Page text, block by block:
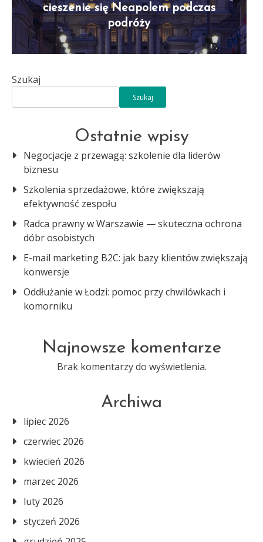
cieszenie się Neapolem podczas
podróży
Szukaj
Szukaj
Ostatnie wpisy
Negocjacje z przewagą: szkolenie dla liderów
biznesu
Szkolenia sprzedażowe, które zwiększają
efektywność zespołu
Radca prawny w Warszawie — skuteczna ochrona
dóbr osobistych
E-mail marketing B2C: jak bazy klientów zwiększają
konwersje
Oddłużanie w Łodzi: pomoc przy chwilówkach i
komorniku
Najnowsze komentarze
Brak komentarzy do wyświetlenia.
Archiwa
lipiec 2026
czerwiec 2026
kwiecień 2026
marzec 2026
luty 2026
styczeń 2026